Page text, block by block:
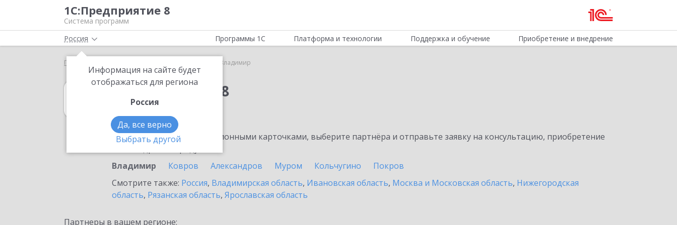
1С:Предприятие 8
Система программ
Россия
Информация на сайте будет
отображаться для региона
Россия
Да, все верно
Выбрать другой
Программы 1С Платформа и технологии Поддержка и обучение Приобретение и внедрение
Главная Владимир
1С:Упрощенка 8
во Владимире
Ознакомьтесь с информационными карточками, выберите партнёра и отправьте заявку на консультацию, приобретение
Владимир
Ковров Александров Муром Кольчугино
Покров
Смотрите также: Россия, Владимирская область, Ивановская область, Москва и Московская область, Нижегородская
область, Рязанская область, Ярославская область
Партнеры в вашем регионе: